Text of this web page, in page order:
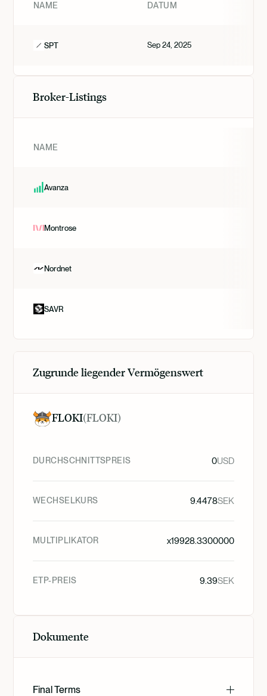
NAME DATUM
SPT Sep 24, 2025
Broker-Listings
NAME
Avanza
Montrose
Nordnet
SAVR
Zugrunde liegender Vermögenswert
FLOKI(FLOKI)
DURCHSCHNITTSPREIS 0USD
WECHSELKURS 9.4478SEK
MULTIPLIKATOR x19928.3300000
ETP-PREIS 9.39SEK
Dokumente
Final Terms